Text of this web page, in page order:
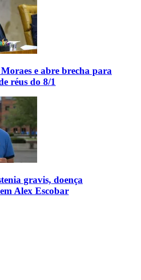
e abre brecha para
réus do 8/1
gravis, doença
Alex Escobar